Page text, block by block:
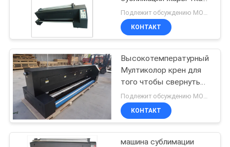
печатная машина
сублимации
178
сразу на сушильщике
ткани
Подлежит обсуждению MOQ:1 комплект
КОНТАКТ
Высокотемпературный
Мултиколор крен для
того чтобы свернуть
машину 220в
сублимации жары -
240в
КОНТАКТ
машина сублимации